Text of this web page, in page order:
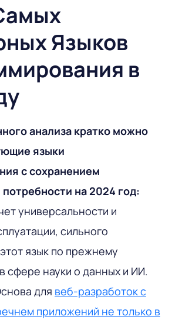
Языков
в
анализа кратко можно
языки
с сохранением
на 2024 год:
универсальности и
сильного
язык по прежнему
сфере науки о данных и ИИ.
для веб-разработок с
приложений не только в